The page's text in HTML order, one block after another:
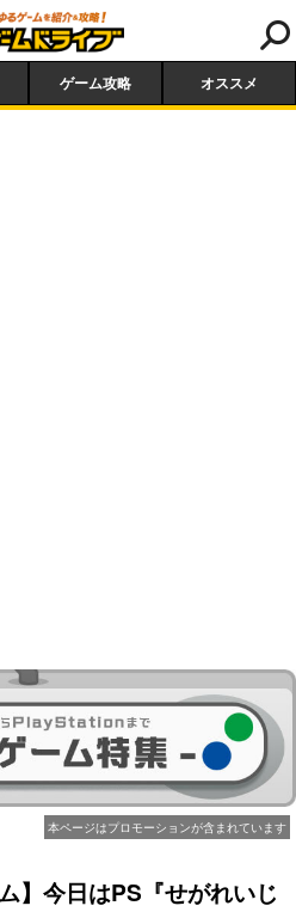
ゲーム攻略 オススメ
本ページはプロモーションが含まれています
】今日はPS『せがれいじ